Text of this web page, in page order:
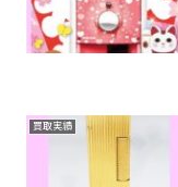
買取実績